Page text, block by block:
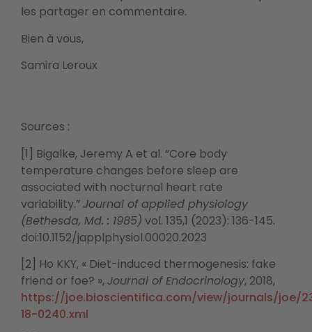
les partager en commentaire.
Bien à vous,
Samira Leroux
Sources :
[1] Bigalke, Jeremy A et al. “Core body
temperature changes before sleep are
associated with nocturnal heart rate
variability.”Journal of applied physiology
(Bethesda, Md. : 1985) vol. 135,1 (2023): 136-145.
doi:10.1152/japplphysiol.00020.2023
[2] Ho KKY, « Diet-induced thermogenesis: fake
friend or foe? », Journal of Endocrinology, 2018,
https://joe.bioscientifica.com/view/journals/joe/
18-0240.xml